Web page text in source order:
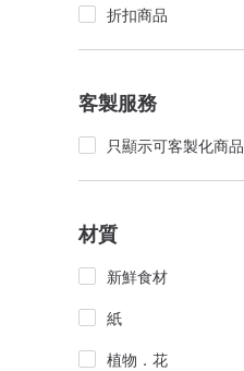
折扣商品
客製服務
只顯示可客製化商品
材質
新鮮食材
紙
植物．花